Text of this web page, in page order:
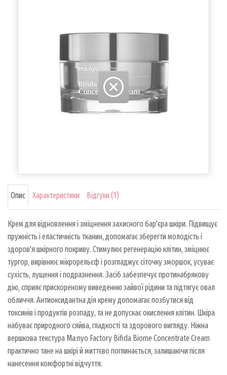
Опис Характеристики Відгуки (1)
Крем для відновлення і зміцнення захисного бар'єра шкіри. Підвищує
пружність і еластичність тканин, допомагає зберегти молодість і
здоров'я шкірного покриву. Стимулює регенерацію клітин, зміцнює
тургор, вирівнює мікрорельєф і розгладжує сіточку зморшок, усуває
сухість, лущення і подразнення. Засіб забезпечує протинабрякову
дію, сприяє прискореному виведенню зайвої рідини та підтягує овал
обличчя. Антиоксидантна дія крему допомагає позбутися від
токсинів і продуктів розпаду, та не допускає окислення клітин. Шкіра
набуває природного сяйва, гладкості та здорового вигляду. Ніжна
вершкова текстура Ma:nyo Factory Bifida Biome Concentrate Cream
практично тане на шкірі й миттєво поглинається, залишаючи після
нанесення комфортні відчуття.